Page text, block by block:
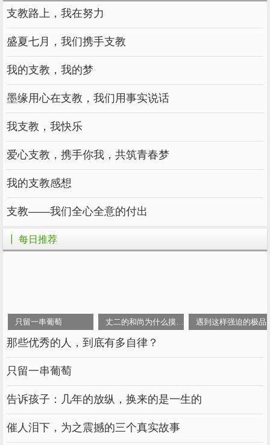
支教路上，我在努力
盛夏七月，我们携手支教
我的支教，我的梦
墨缘用心在支教，我们用事实说话
我支教，我快乐
爱心支教，携手你我，共筑青春梦
我的支教感想
支教——我们全心全意的付出
┃ 每日推荐
只留一串葡萄 丈二的和尚为什么摸不着头脑？遇到这样强迫的极品
那些优秀的人，到底有多自律？
只留一串葡萄
告诉孩子：几年的放纵，换来的是一生的
催人泪下，为之震撼的三个真实故事